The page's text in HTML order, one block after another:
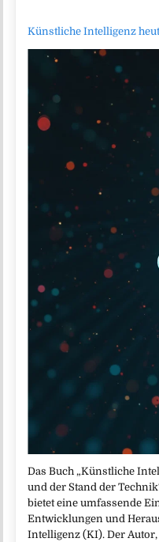
Künstliche Intelligenz
Das Buch „Künstliche
und der Stand der
bietet eine umfassende
Entwicklungen und
Intelligenz (KI). Der